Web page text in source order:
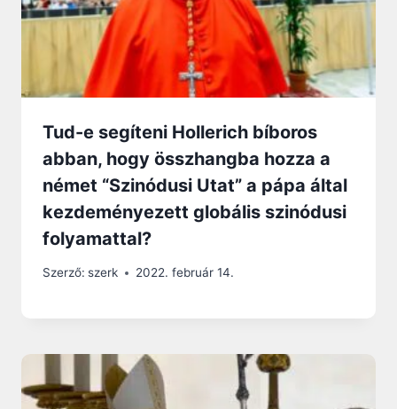
Tud-e segíteni Hollerich bíboros
abban, hogy összhangba hozza a
német “Szinódusi Utat” a pápa által
kezdeményezett globális szinódusi
folyamattal?
Szerző: szerk 2022. február 14.